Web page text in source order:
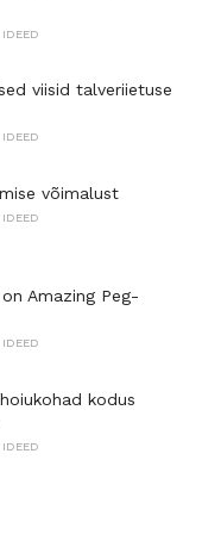
viisid talveriietuse
võimalust
Amazing Peg-
kodus